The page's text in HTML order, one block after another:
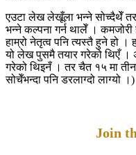
एउटा लेख लेखूँला भन्ने सोच्दैथेँ तर
भन्ने कल्पना गर्न थालेँ । कमजोरी
हाम्रो नेतृत्व पनि त्यस्तै हुने हो ।
यो लेख पुसमै तयार गरेको थिएँ ।
गरेको थिइनँ । तर चैत १५ मा
सोचेँभन्दा पनि डरलाग्दो लाग्यो ।)
Join